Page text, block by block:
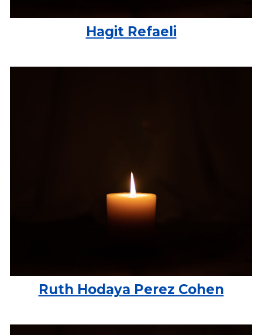
Hagit Refaeli
Ruth Hodaya Perez Cohen